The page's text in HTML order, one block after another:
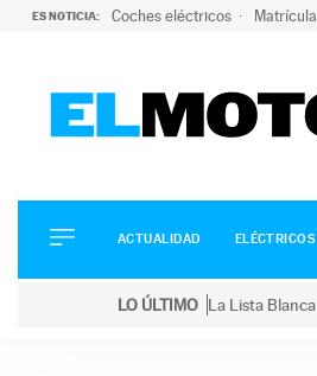
ES NOTICIA: Coches eléctricos
ELÉCTRICOS
CONDUCIR
ACTUALIDAD ELÉCTRICOS
LO ÚLTIMO La Lista